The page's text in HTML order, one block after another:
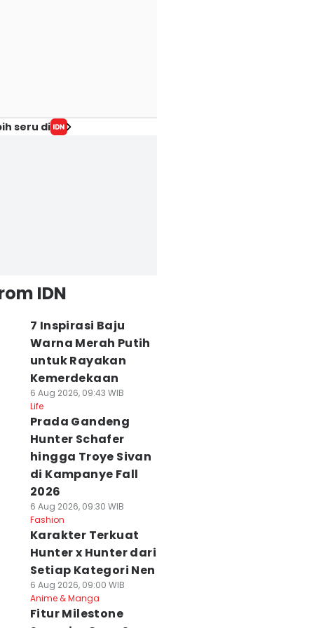
seru di
IDN
7 Inspirasi Baju
Warna Merah Putih
untuk Rayakan
Kemerdekaan
6 Aug 2026, 09:43 WIB
Life
Prada Gandeng
Hunter Schafer
hingga Troye Sivan
di Kampanye Fall
2026
6 Aug 2026, 09:30 WIB
Fashion
Karakter Terkuat
Hunter x Hunter dari
Setiap Kategori Nen
6 Aug 2026, 09:00 WIB
Anime & Manga
Fitur Milestone